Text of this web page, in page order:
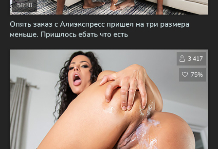
Опять заказ с Алиэкспресс пришел на три размера
меньше. Пришлось ебать что есть
58:30
3 417
75%